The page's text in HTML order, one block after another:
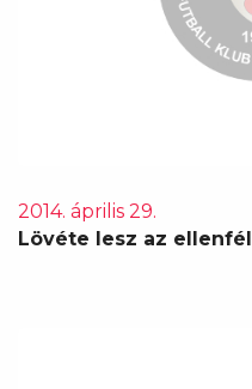
2014. április 29.
Lövéte lesz az ellenfél